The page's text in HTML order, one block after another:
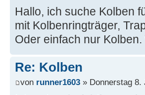
Hallo, ich suche Kolben
mit Kolbenringträger,
Oder einfach nur
Re: Kolben
von runner1603 » Donnerstag 8.